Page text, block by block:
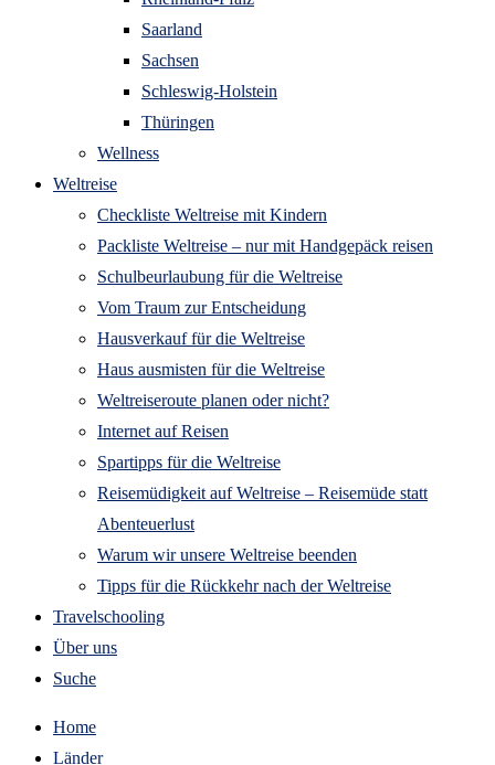
Saarland
Sachsen
Schleswig-Holstein
Thüringen
Wellness
Weltreise
Checkliste Weltreise mit Kindern
Packliste Weltreise – nur mit Handgepäck reisen
Schulbeurlaubung für die Weltreise
Vom Traum zur Entscheidung
Hausverkauf für die Weltreise
Haus ausmisten für die Weltreise
Weltreiseroute planen oder nicht?
Internet auf Reisen
Spartipps für die Weltreise
Reisemüdigkeit auf Weltreise – Reisemüde statt
Abenteuerlust
Warum wir unsere Weltreise beenden
Tipps für die Rückkehr nach der Weltreise
Travelschooling
Über uns
Suche
Home
Länder